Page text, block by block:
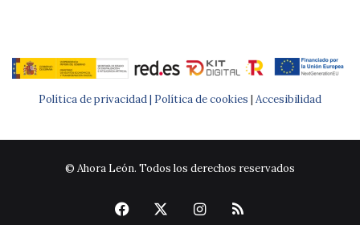
Política de privacidad | Política de cookies | Accesibilidad
© Ahora León. Todos los derechos reservados
Facebook Instagram
RSS